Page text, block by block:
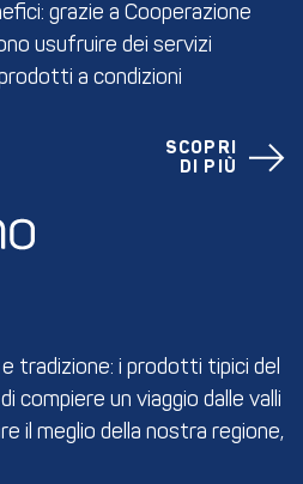
grazie a Cooperazione
usufruire dei servizi
a condizioni
SCOPRI
DI PIÙ
tradizione: i prodotti tipici del
compiere un viaggio dalle valli
il meglio della nostra regione,